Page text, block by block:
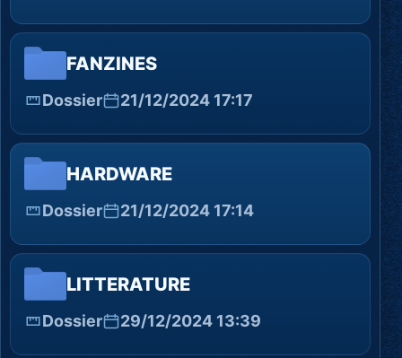
FANZINES
Dossier 21/12/2024 17:17
HARDWARE
Dossier 21/12/2024 17:14
LITTERATURE
Dossier 29/12/2024 13:39